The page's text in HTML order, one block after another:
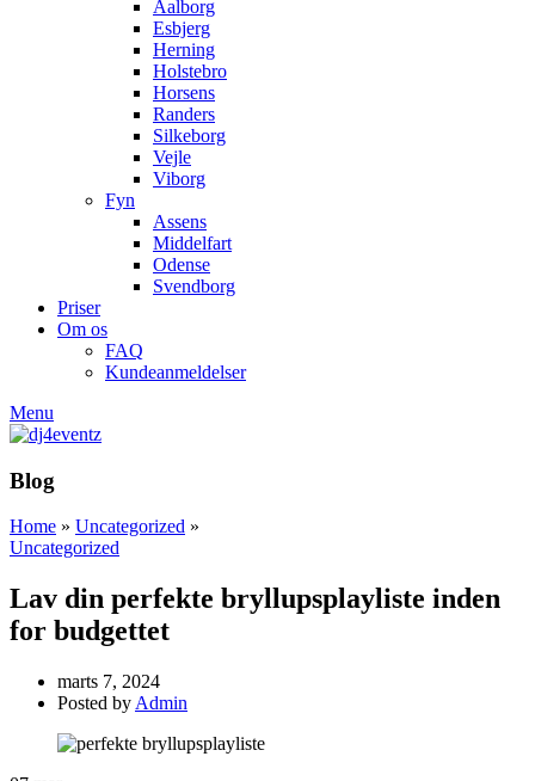
Aalborg
Esbjerg
Herning
Holstebro
Horsens
Randers
Silkeborg
Vejle
Viborg
Fyn
Assens
Middelfart
Odense
Svendborg
Priser
Om os
FAQ
Kundeanmeldelser
Menu
Blog
Home » Uncategorized »
Uncategorized
Lav din perfekte bryllupsplayliste inden
for budgettet
marts 7, 2024
Posted by Admin